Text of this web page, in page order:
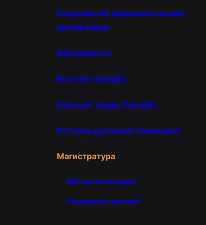
Сведения об образовательной
организации
Абитуриенту
Вестник ОренДС
Научные труды ОренДС
История духовной семинарии
Магистратура
ВКР магистратуры
Расписание занятий